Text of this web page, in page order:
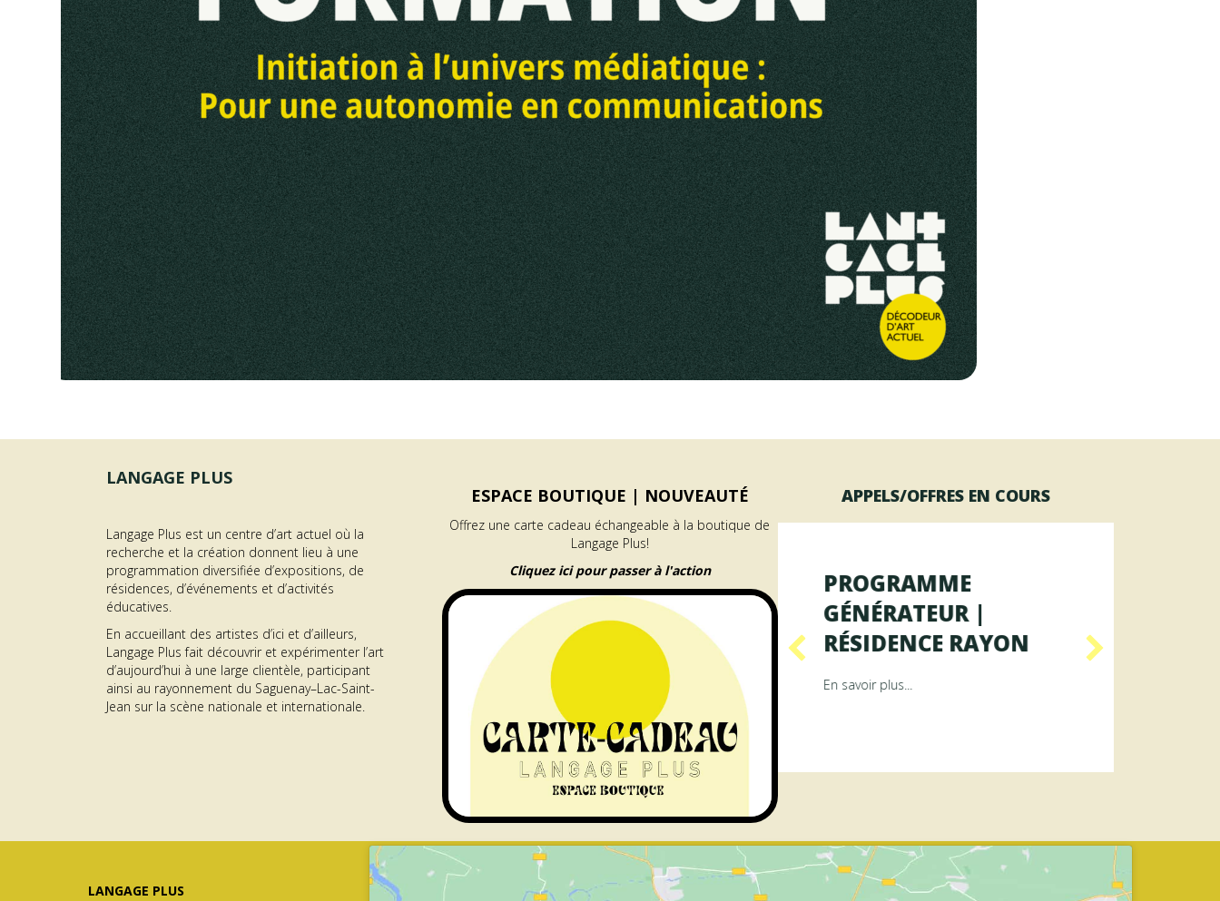
LANGAGE PLUS
Langage Plus est un centre d’art actuel où la
recherche et la création donnent lieu à une
programmation diversifiée d’expositions, de
résidences, d’événements et d’activités
éducatives.
En accueillant des artistes d’ici et d’ailleurs,
Langage Plus fait découvrir et expérimenter l’art
d’aujourd’hui à une large clientèle, participant
ainsi au rayonnement du Saguenay–Lac-Saint-
Jean sur la scène nationale et internationale.
ESPACE BOUTIQUE | NOUVEAUTÉ
Offrez une carte cadeau échangeable à la boutique de
Langage Plus!
Cliquez ici pour passer à l'action
APPELS/OFFRES EN COURS
GÉNÉRATEUR | Résidence RAYON
OFFRE D’EMPLOI –
AGENT·E À L’ACCUEIL
DES PUBLICS
En savoir plus...about Offre d’emploi – Agent·e à l’accueil des publics
PROGRAMME
GÉNÉRATEUR |
RÉSIDENCE ARAMIS
En savoir plus... about Programme GÉNÉRATEUR | Résidence ArAMiS
PROGRAMME
GÉNÉRATEUR |
RÉSIDENCE RAYON
En savoir plus...
LANGAGE PLUS